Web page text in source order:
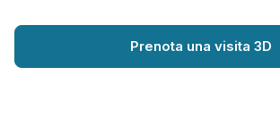
Prenota una visita 3D